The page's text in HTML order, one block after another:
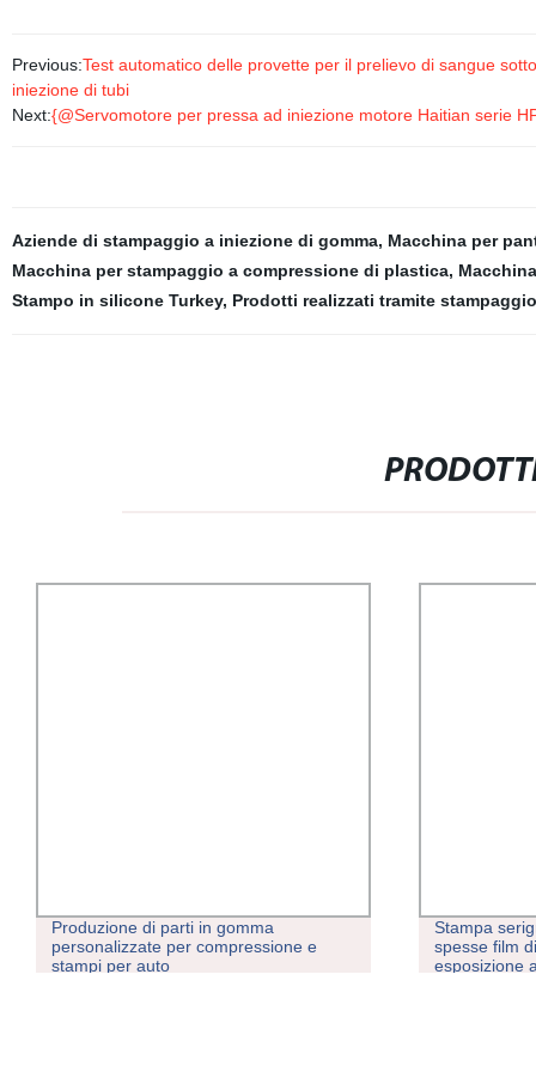
Previous:Test automatico delle provette per il prelievo di sangue
iniezione di tubi
Next:{@Servomotore per pressa ad iniezione motore Haitian serie
Aziende di stampaggio a iniezione di gomma, Macchina per
Macchina per stampaggio a compressione di plastica,
Stampo in silicone Turkey, Prodotti realizzati tramite
Produzione di parti in gomma
personalizzate per compressione e
stampi per auto
Stampa
spesse film
esposizione